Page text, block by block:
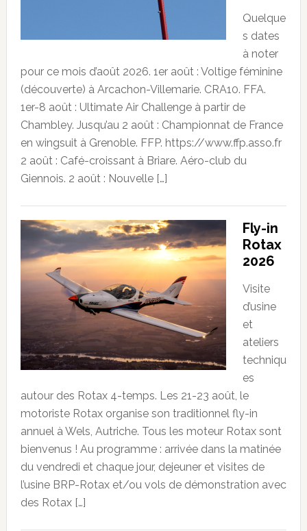
Quelque
s dates
à noter
pour ce mois d’août 2026. 1er août : Voltige féminine
(découverte) à Arcachon-Villemarie. CRA10. FFA.
1er-8 août : Ultimate Air Challenge à partir de
Chambley. Jusqu’au 2 août : Championnat de France
en wingsuit à Grenoble. FFP. https://www.ffp.asso.fr
2 août : Café-croissant à Briare. Aéro-club du
Giennois. 2 août : Nouvelle […]
Fly-in
Rotax
2026
Visite
d’usine
et
ateliers
techniqu
es
autour des Rotax 4-temps. Les 21-23 août, le
motoriste Rotax organise son traditionnel fly-in
annuel à Wels, Autriche. Tous les moteur Rotax sont
bienvenus ! Au programme : arrivée dans la matinée
du vendredi et chaque jour, dejeuner et visites de
l’usine BRP-Rotax et/ou vols de démonstration avec
des Rotax […]